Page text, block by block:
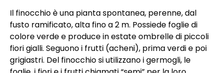
Il finocchio è una pianta spontanea, perenne, dal
fusto ramificato, alta fino a 2 m. Possiede foglie di
colore verde e produce in estate ombrelle di piccoli
fiori gialli. Seguono i frutti (acheni), prima verdi e poi
grigiastri. Del finocchio si utilizzano i germogli, le